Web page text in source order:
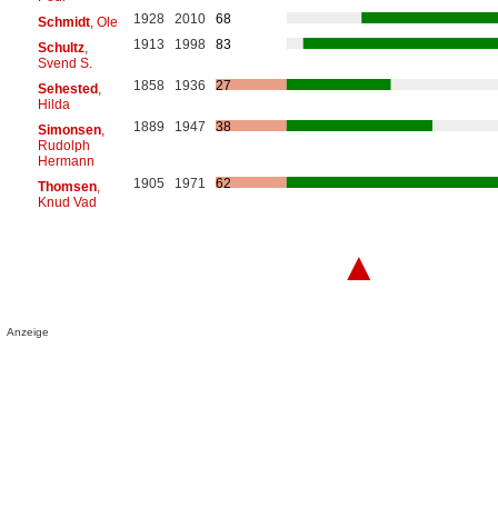
Schmidt, Ole 1928 2010
68
Schultz,
Svend S.
1913 1998 83
Sehested,
Hilda
1858 1936 27
Simonsen,
Rudolph
Hermann
1889 1947 38
Thomsen,
Knud Vad
1905 1971 62
▲
Anzeige